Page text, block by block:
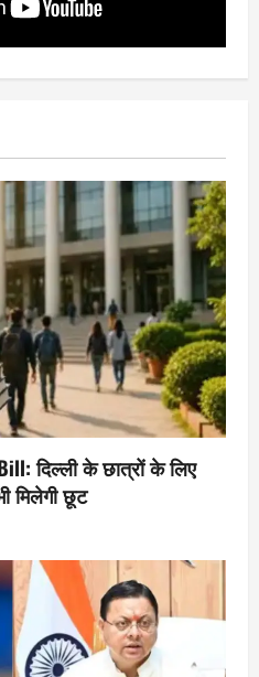
दिल्ली के छात्रों के लिए
मिलेगी छूट